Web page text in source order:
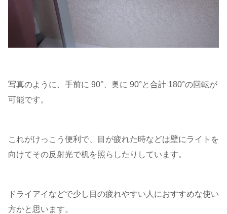
写真のように、手前に 90°、奥に 90°と合計 180°の回転が
可能です。
これがけっこう便利で、目が疲れた時などは壁にライトを
向けてその反射光で机を照らしたりしています。
ドライアイなどで少し目の疲れやすい人におすすめな使い
方かと思います。